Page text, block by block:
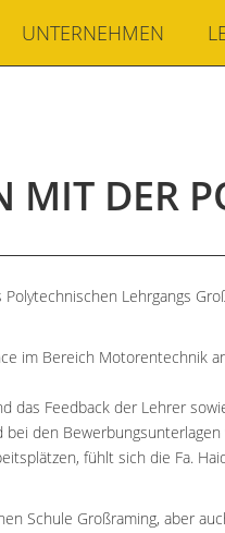
UNTERNEHMEN
MIT DER
Lehrgangs
im Bereich Motorentechnik
das Feedback der Lehrer
den
fühlt sich die Fa.
Schule Großraming, aber